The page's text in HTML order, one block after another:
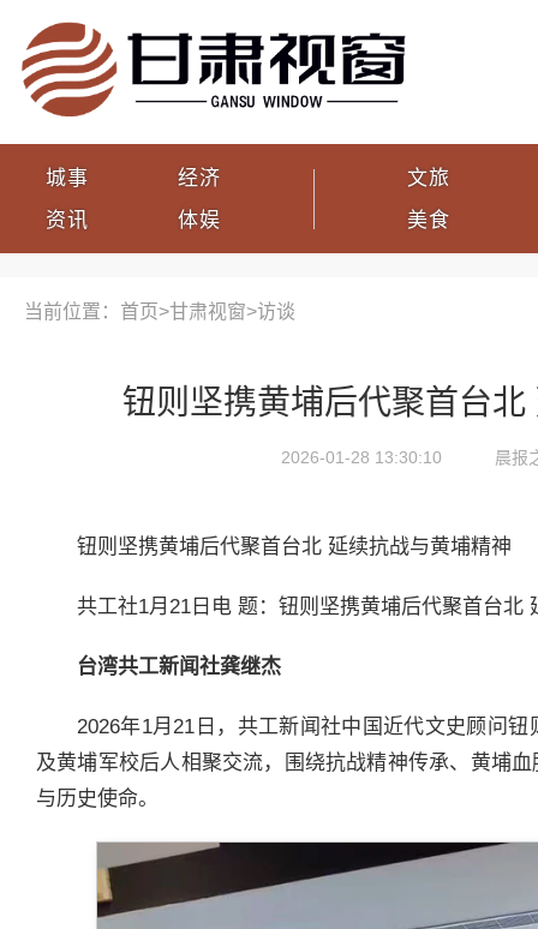
城事
资讯
经济
体娱
文旅
美食
当前位置：首页>甘肃视窗>访谈
钮则坚携黄埔后代聚首台
2026-01-28 13:30:10 晨报
钮则坚携黄埔后代聚首台北 延续抗战与黄埔精神
共工社1月21日电 题：钮则坚携黄埔后代聚首台北
台湾共工新闻社龚继杰
2026年1月21日，共工新闻社中国近代文史顾问
及黄埔军校后人相聚交流，围绕抗战精神传承、黄埔
与历史使命。